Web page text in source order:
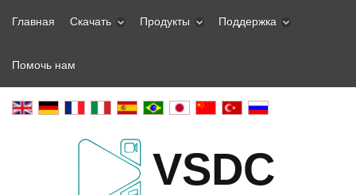
Главная Скачать Продукты Поддержка
Помочь нам
VSDC